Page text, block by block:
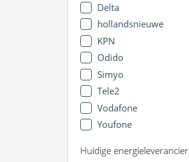
Delta
hollandsnieuwe
KPN
Odido
Simyo
Tele2
Vodafone
Youfone
Huidige energieleverancier